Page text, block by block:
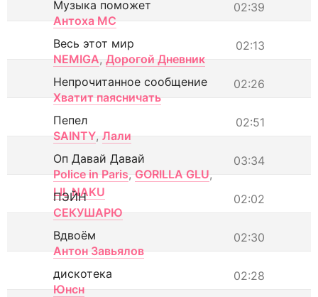
02:39
Музыка поможет
Антоха МС
02:13
Весь этот мир
NEMIGA, Дорогой Дневник
02:26
Непрочитанное сообщение
Хватит паясничать
02:51
Пепел
SAINTY, Лали
03:34
Оп Давай Давай
Police in Paris, GORILLA GLU,
LIL NAKU
02:02
ПЭЙН
СЕКУШАРЮ
02:30
Вдвоём
Антон Завьялов
02:28
дискотека
Юнсн